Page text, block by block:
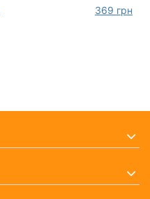
369 грн